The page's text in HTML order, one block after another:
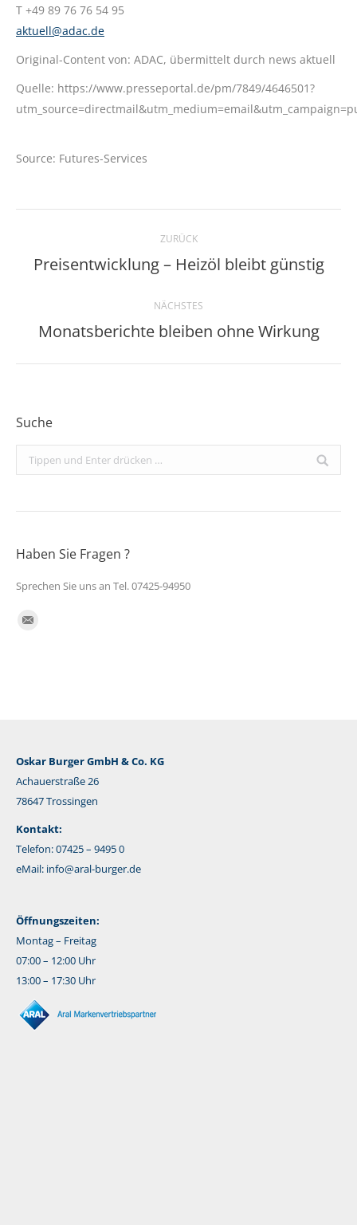
T +49 89 76 76 54 95
aktuell@adac.de
Original-Content von: ADAC, übermittelt durch news aktuell
Quelle: https://www.presseportal.de/pm/7849/4646501?
Source: Futures-Services
Kommentarnavigation
ZURÜCK
Vorheriger
Preisentwicklung – Heizöl bleibt günstig
NÄCHSTES
Nächster
Monatsberichte bleiben ohne Wirkung
Suche
Search:
Haben Sie Fragen ?
Sprechen Sie uns an Tel. 07425-94950
Finden Sie uns auf:
Oskar Burger GmbH & Co. KG
Achauerstraße 26
78647 Trossingen
Kontakt:
Telefon: 07425 – 9495 0
eMail: info@aral-burger.de
Öffnungszeiten:
Montag – Freitag
07:00 – 12:00 Uhr
13:00 – 17:30 Uhr